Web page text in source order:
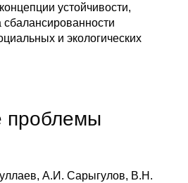
семинар
устойчивости,
и экологических
проблемы
А.И. Сарыгулов, В.Н.